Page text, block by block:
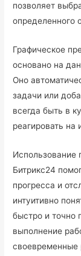
позволяет
определенного
Графическое
основано на
Оно
задачи или
всегда быть в
реагировать на
Использование
Битрикс24
прогресса и
интуитивно
быстро и точно
выполнение
своевременные